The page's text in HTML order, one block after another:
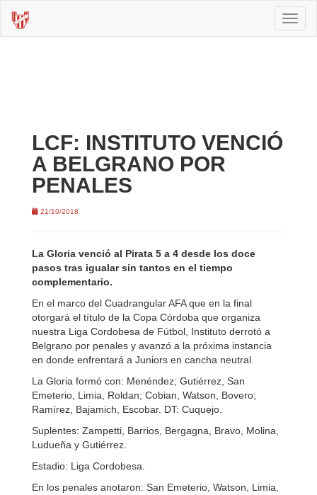
LCF: INSTITUTO VENCIÓ
A BELGRANO POR
PENALES
21/10/2018
La Gloria venció al Pirata 5 a 4 desde los doce
pasos tras igualar sin tantos en el tiempo
complementario.
En el marco del Cuadrangular AFA que en la final
otorgará el título de la Copa Córdoba que organiza
nuestra Liga Cordobesa de Fútbol, Instituto derrotó a
Belgrano por penales y avanzó a la próxima instancia
en donde enfrentará a Juniors en cancha neutral.
La Gloria formó con: Menéndez; Gutiérrez, San
Emeterio, Limia, Roldan; Cobian, Watson, Bovero;
Ramírez, Bajamich, Escobar. DT: Cuquejo.
Suplentes: Zampetti, Barrios, Bergagna, Bravo, Molina,
Ludueña y Gutiérrez.
Estadio: Liga Cordobesa.
En los penales anotaron: San Emeterio, Watson, Limia,